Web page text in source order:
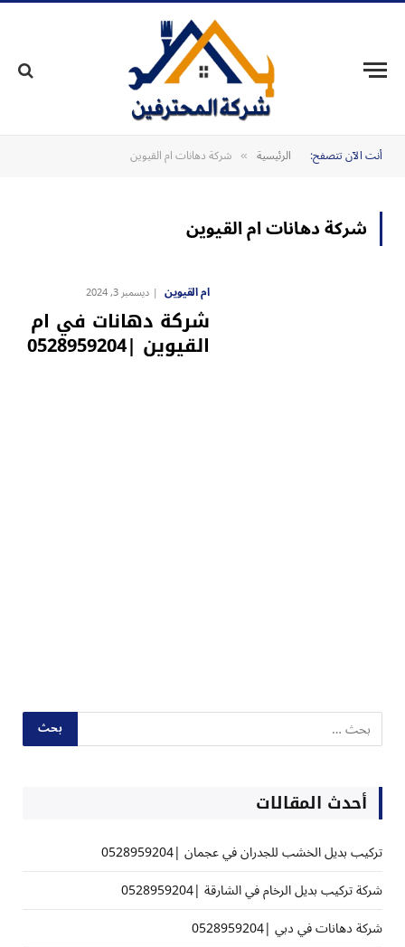
أنت الآن تتصفح: الرئيسية » شركة دهانات ام القيوين
شركة دهانات ام القيوين
ام القيوين ديسمبر 3, 2024
شركة دهانات في ام
القيوين |0528959204
أحدث المقالات
تركيب بديل الخشب للجدران في عجمان |0528959204
شركة تركيب بديل الرخام في الشارقة |0528959204
شركة دهانات في دبي |0528959204